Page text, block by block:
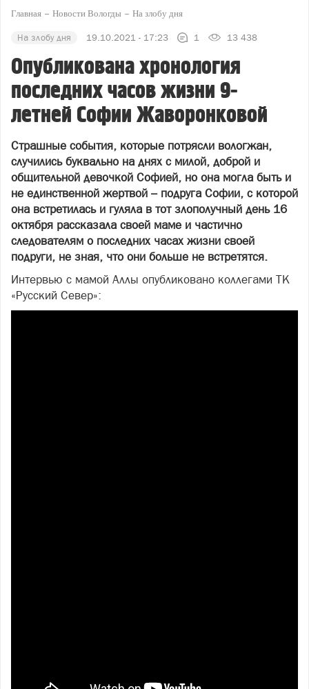
Главная Новости Вологды На злобу дня
На злобу дня 19.10.2021 - 17:23 1 13 438
Опубликована хронология
последних часов жизни 9-
летней Софии Жаворонковой
Страшные события, которые потрясли вологжан,
случились буквально на днях с милой, доброй и
общительной девочкой Софией, но она могла быть и
не единственной жертвой – подруга Софии, с которой
она встретилась и гуляла в тот злополучный день 16
октября рассказала своей маме и частично
следователям о последних часах жизни своей
подруги, не зная, что они больше не встретятся.
Интервью с мамой Аллы опубликовано коллегами ТК
«Русский Север»: